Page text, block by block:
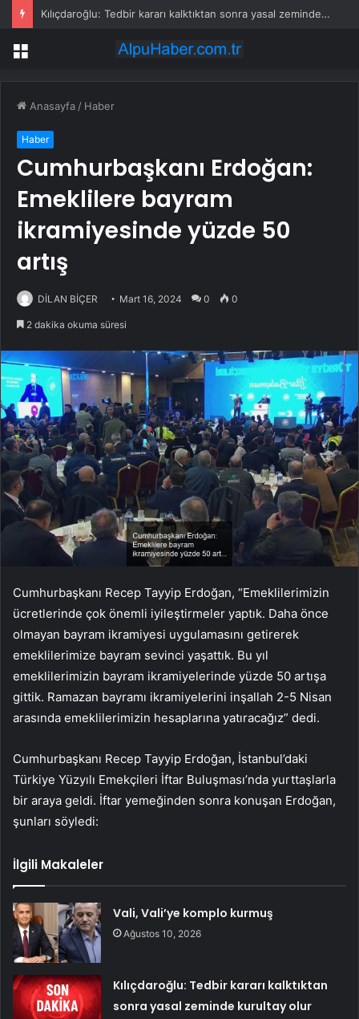
Kılıçdaroğlu: Tedbir kararı kalktıktan sonra yasal zeminde kurultay olur
Menü
Anasayfa / Haber
Haber
Cumhurbaşkanı Erdoğan:
Emeklilere bayram
ikramiyesinde yüzde 50
artış
DİLAN BİÇER Mart 16, 2024 0 0
2 dakika okuma süresi
Cumhurbaşkanı Recep Tayyip Erdoğan, “Emeklilerimizin
ücretlerinde çok önemli iyileştirmeler yaptık. Daha önce
olmayan bayram ikramiyesi uygulamasını getirerek
emeklilerimize bayram sevinci yaşattık. Bu yıl
emeklilerimizin bayram ikramiyelerinde yüzde 50 artışa
gittik. Ramazan bayramı ikramiyelerini inşallah 2-5 Nisan
arasında emeklilerimizin hesaplarına yatıracağız” dedi.
Cumhurbaşkanı Recep Tayyip Erdoğan, İstanbul’daki
Türkiye Yüzyılı Emekçileri İftar Buluşması’nda yurttaşlarla
bir araya geldi. İftar yemeğinden sonra konuşan Erdoğan,
şunları söyledi:
İlgili Makaleler
Vali, Vali’ye komplo kurmuş
Ağustos 10, 2026
Kılıçdaroğlu: Tedbir kararı kalktıktan
sonra yasal zeminde kurultay olur